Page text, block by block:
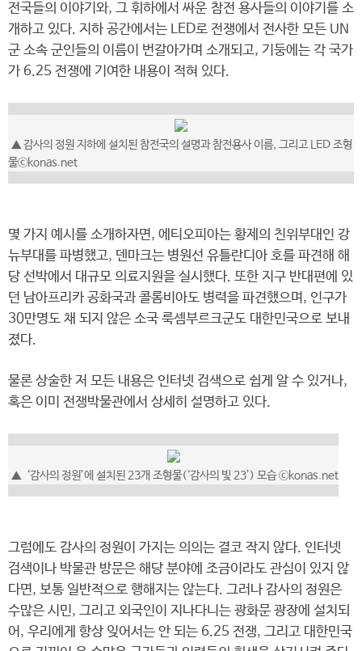
전국들의 이야기와, 그 휘하에서 싸운 참전 용사들의 이야기를 소
개하고 있다. 지하 공간에서는 LED로 전쟁에서 전사한 모든 UN
군 소속 군인들의 이름이 번갈아가며 소개되고, 기둥에는 각 국가
가 6.25 전쟁에 기여한 내용이 적혀 있다.
▲ 감사의 정원 지하에 설치된 참전국의 설명과 참전용사 이름, 그리고 LED 조형
물ⓒkonas.net
몇 가지 예시를 소개하자면, 에티오피아는 황제의 친위부대인 강
뉴부대를 파병했고, 덴마크는 병원선 유틀란디아 호를 파견해 해
당 선박에서 대규모 의료지원을 실시했다. 또한 지구 반대편에 있
던 남아프리카 공화국과 콜롬비아도 병력을 파견했으며, 인구가
30만명도 채 되지 않은 소국 룩셈부르크군도 대한민국으로 보내
졌다.
물론 상술한 저 모든 내용은 인터넷 검색으로 쉽게 알 수 있거나,
혹은 이미 전쟁박물관에서 상세히 설명하고 있다.
▲ ‘감사의 정원’에 설치된 23개 조형물(‘감사의 빛 23’) 모습 ⓒkonas.net
그럼에도 감사의 정원이 가지는 의의는 결코 작지 않다. 인터넷
검색이나 박물관 방문은 해당 분야에 조금이라도 관심이 있지 않
다면, 보통 일반적으로 행해지는 않는다. 그러나 감사의 정원은
수많은 시민, 그리고 외국인이 지나다니는 광화문 광장에 설치되
어, 우리에게 항상 잊어서는 안 되는 6.25 전쟁, 그리고 대한민국